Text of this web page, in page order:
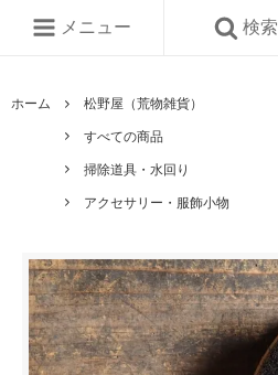
メニュー 検索
ホーム 松野屋（荒物雑貨）
すべての商品
掃除道具・水回り
アクセサリー・服飾小物